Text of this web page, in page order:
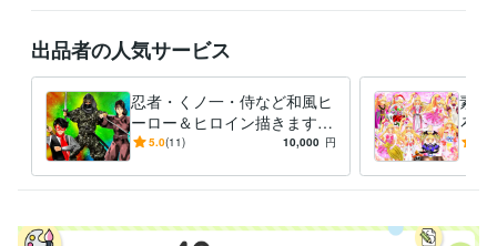
イラスト作成・漫画制作 イラスト　ロゴ　デザイン　動画　小説
ラスト　ロゴ　デザイン　動画　小説
アニメ コミック 特撮 ゲーム
出品者の人気サービス
忍者・くノ一・侍など和風ヒ
ーロー＆ヒロイン描きます
いかなるご指示でもイラスト
5.0(11) 10,000 円
素敵
ろな
ご希